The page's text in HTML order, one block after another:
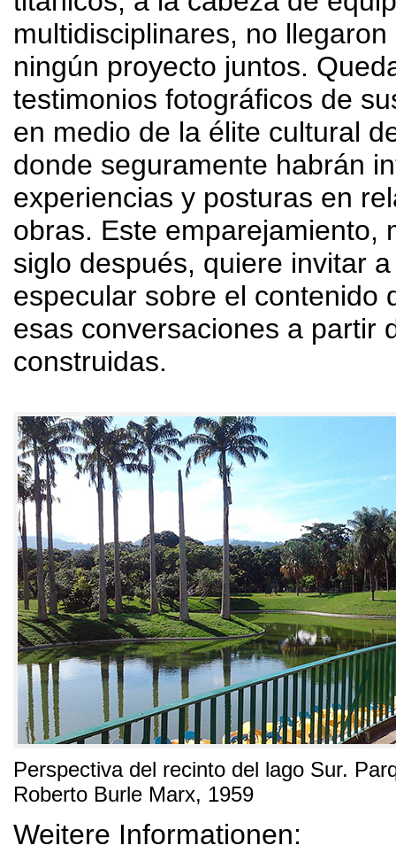
multidisciplinares, no
ningún proyecto juntos.
testimonios fotográficos de
en medio de la élite cultural
donde seguramente habrán
experiencias y posturas en
obras. Este emparejamiento,
siglo después, quiere invitar
especular sobre el contenido
esas conversaciones a partir
construidas.
Perspectiva del recinto del lago Sur.
Roberto Burle Marx, 1959
Weitere Informationen: